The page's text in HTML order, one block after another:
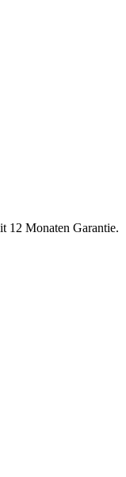
12 Monaten Garantie.